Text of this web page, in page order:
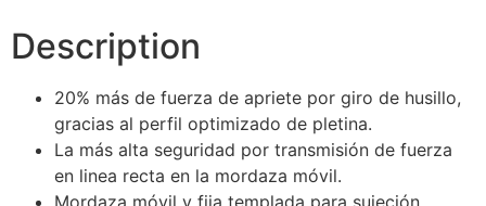
Description
20% más de fuerza de apriete por giro de husillo,
gracias al perfil optimizado de pletina.
La más alta seguridad por transmisión de fuerza
en linea recta en la mordaza móvil.